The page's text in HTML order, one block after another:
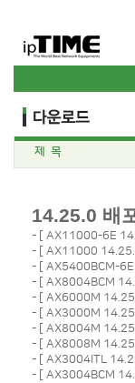
제 목
14.25.0 배
- [ AX11000-6E
- [ AX11000
- [ AX5400BCM-
- [ AX8004BCM
- [ AX6000M
- [ AX3000M
- [ AX8004M
- [ AX8008M
- [ AX3004ITL
- [ AX3004BCM